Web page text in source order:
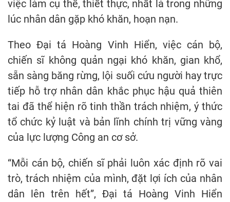
việc làm cụ thể, thiết thực, nhất là trong những
lúc nhân dân gặp khó khăn, hoạn nạn.
Theo Đại tá Hoàng Vinh Hiển, việc cán bộ,
chiến sĩ không quản ngại khó khăn, gian khổ,
sẵn sàng băng rừng, lội suối cứu người hay trực
tiếp hỗ trợ nhân dân khắc phục hậu quả thiên
tai đã thể hiện rõ tinh thần trách nhiệm, ý thức
tổ chức kỷ luật và bản lĩnh chính trị vững vàng
của lực lượng Công an cơ sở.
“Mỗi cán bộ, chiến sĩ phải luôn xác định rõ vai
trò, trách nhiệm của mình, đặt lợi ích của nhân
dân lên trên hết”, Đại tá Hoàng Vinh Hiển